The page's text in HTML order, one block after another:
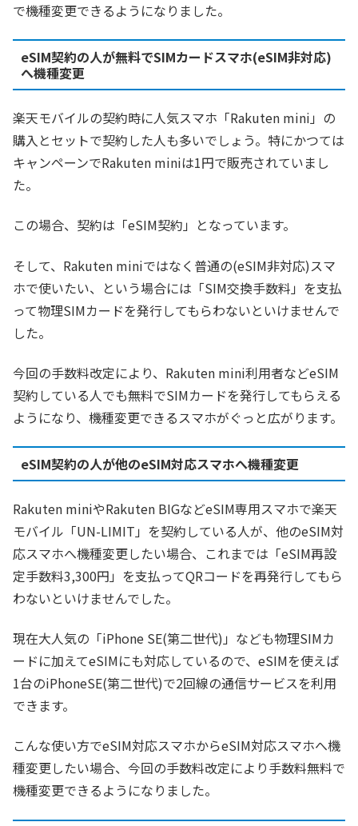
で機種変更できるようになりました。
eSIM契約の人が無料でSIMカードスマホ(eSIM非対応)
へ機種変更
楽天モバイルの契約時に人気スマホ「Rakuten mini」の
購入とセットで契約した人も多いでしょう。特にかつては
キャンペーンでRakuten miniは1円で販売されていまし
た。
この場合、契約は「eSIM契約」となっています。
そして、Rakuten miniではなく普通の(eSIM非対応)スマ
ホで使いたい、という場合には「SIM交換手数料」を支払
って物理SIMカードを発行してもらわないといけませんで
した。
今回の手数料改定により、Rakuten mini利用者などeSIM
契約している人でも無料でSIMカードを発行してもらえる
ようになり、機種変更できるスマホがぐっと広がります。
eSIM契約の人が他のeSIM対応スマホへ機種変更
Rakuten miniやRakuten BIGなどeSIM専用スマホで楽天
モバイル「UN-LIMIT」を契約している人が、他のeSIM対
応スマホへ機種変更したい場合、これまでは「eSIM再設
定手数料3,300円」を支払ってQRコードを再発行してもら
わないといけませんでした。
現在大人気の「iPhone SE(第二世代)」なども物理SIMカ
ードに加えてeSIMにも対応しているので、eSIMを使えば
1台のiPhoneSE(第二世代)で2回線の通信サービスを利用
できます。
こんな使い方でeSIM対応スマホからeSIM対応スマホへ機
種変更したい場合、今回の手数料改定により手数料無料で
機種変更できるようになりました。